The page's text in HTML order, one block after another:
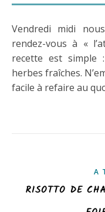
Vendredi midi nous sommes allés à un nouveau
rendez-vous à «
recette est simple
herbes fraîches.
facile à refaire au
A
RISOTTO DE